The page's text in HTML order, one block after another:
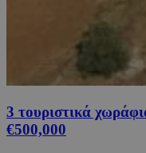
3 τουριστικά
€500,000